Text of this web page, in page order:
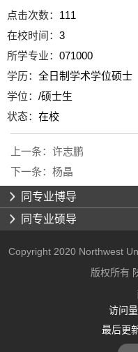
点击次数： 111
在校时间：3
所学专业：071000
学历：全日制学术学位硕士
学位：/硕士生
状态：在校
上一条： 许志鹏
下一条： 杨晶
同专业博导
同专业硕导
Copyright 2020 Northwest
版权所有
访问量
最后更